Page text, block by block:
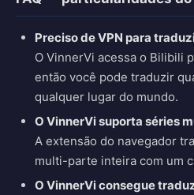
Preciso de VPN para
O VinnerVi acessa o Bilibili
então você pode traduzir
qualquer lugar do mundo.
O VinnerVi suporta séries
A extensão do navegador
multi-parte inteira com um
O VinnerVi consegue